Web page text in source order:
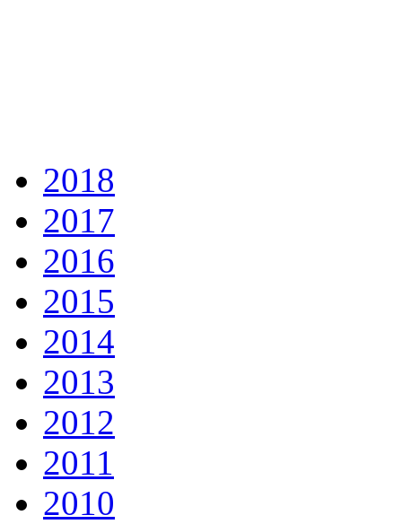
2018
2017
2016
2015
2014
2013
2012
2011
2010